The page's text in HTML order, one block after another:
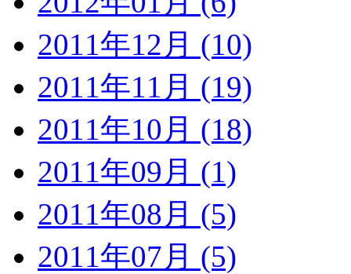
2011年12月 (10)
2011年11月 (19)
2011年10月 (18)
2011年09月 (1)
2011年08月 (5)
2011年07月 (5)